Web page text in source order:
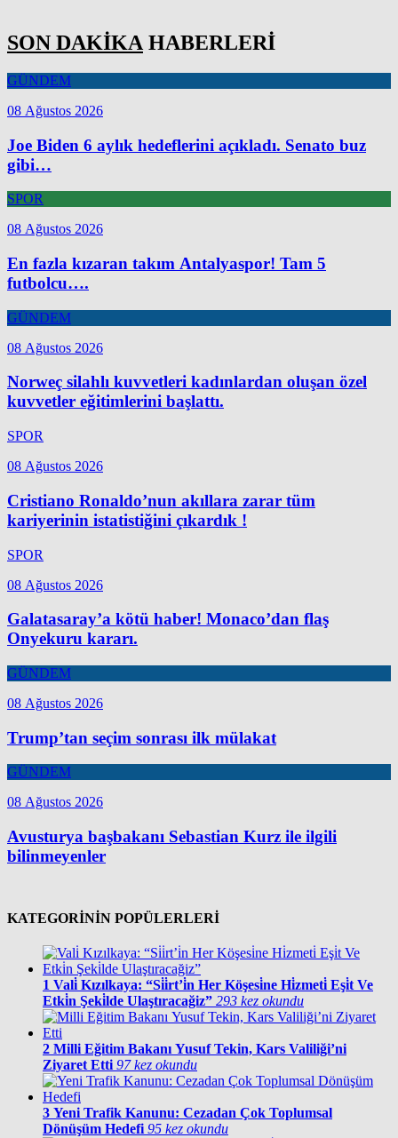
SON DAKİKA HABERLERİ
GÜNDEM
08 Ağustos 2026
Joe Biden 6 aylık hedeflerini açıkladı. Senato buz
gibi…
SPOR
08 Ağustos 2026
En fazla kızaran takım Antalyaspor! Tam 5
futbolcu….
GÜNDEM
08 Ağustos 2026
Norweç silahlı kuvvetleri kadınlardan oluşan özel
kuvvetler eğitimlerini başlattı.
SPOR
08 Ağustos 2026
Cristiano Ronaldo’nun akıllara zarar tüm
kariyerinin istatistiğini çıkardık !
SPOR
08 Ağustos 2026
Galatasaray’a kötü haber! Monaco’dan flaş
Onyekuru kararı.
GÜNDEM
08 Ağustos 2026
Trump’tan seçim sonrası ilk mülakat
GÜNDEM
08 Ağustos 2026
Avusturya başbakanı Sebastian Kurz ile ilgili
bilinmeyenler
KATEGORİNİN POPÜLERLERİ
1 Vali̇ Kızılkaya: “Si̇i̇rt’i̇n Her Köşesi̇ne Hi̇zmeti̇ Eşi̇t Ve
Etki̇n Şeki̇lde Ulaştıracağiz” 293 kez okundu
2 Milli Eğitim Bakanı Yusuf Tekin, Kars Valiliği’ni
Ziyaret Etti 97 kez okundu
3 Yeni Trafik Kanunu: Cezadan Çok Toplumsal
Dönüşüm Hedefi 95 kez okundu